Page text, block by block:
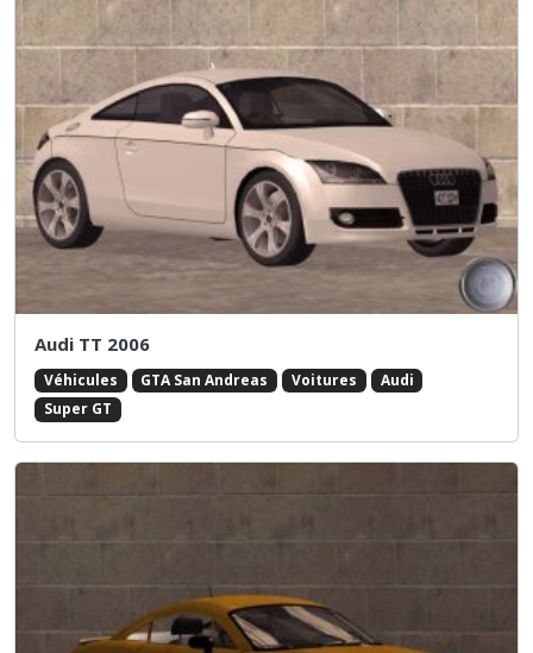
Audi TT 2006
Véhicules GTA San Andreas Voitures
Audi
Super GT